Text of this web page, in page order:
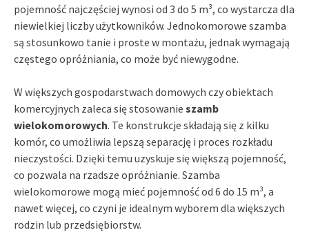
pojemność najczęściej wynosi od 3 do 5 m³, co wystarcza dla
niewielkiej liczby użytkowników. Jednokomorowe szamba
są stosunkowo tanie i proste w montażu, jednak wymagają
częstego opróżniania, co może być niewygodne.
W większych gospodarstwach domowych czy obiektach
komercyjnych zaleca się stosowanie szamb
wielokomorowych. Te konstrukcje składają się z kilku
komór, co umożliwia lepszą separację i proces rozkładu
nieczystości. Dzięki temu uzyskuje się większą pojemność,
co pozwala na rzadsze opróżnianie. Szamba
wielokomorowe mogą mieć pojemność od 6 do 15 m³, a
nawet więcej, co czyni je idealnym wyborem dla większych
rodzin lub przedsiębiorstw.